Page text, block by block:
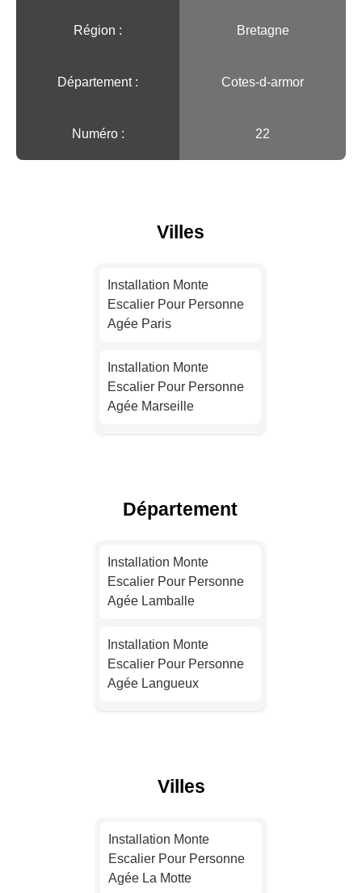
Région :️ Bretagne
Département : Cotes-d-armor
Numéro : 22
Villes
Installation Monte
Escalier Pour Personne
Agée Paris
Installation Monte
Escalier Pour Personne
Agée Marseille
Agée Toulouse
Agée Nice
Installation Monte
Installation Monte
Escalier Pour Personne
Département
Installation Monte
Escalier Pour Personne
Agée Lamballe
Installation Monte
Escalier Pour Personne
Agée Langueux
Agée Dinan
Villes
Installation Monte
Escalier Pour Personne
Agée La Motte